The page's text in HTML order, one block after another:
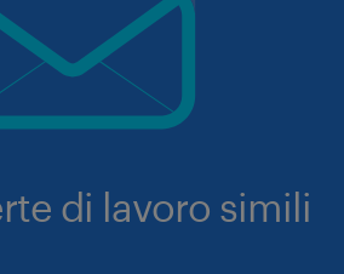
di lavoro simili